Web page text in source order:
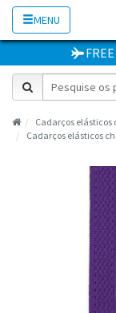
MENU
Cadarços elásticos
Cadarços elásticos
Previous